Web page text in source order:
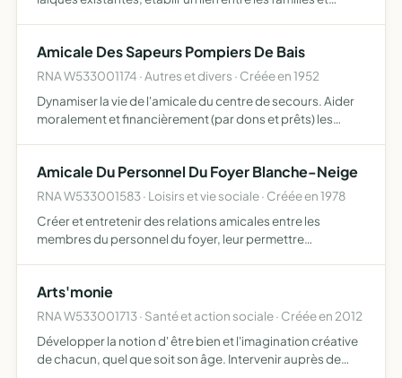
Amicale Des Sapeurs Pompiers De Bais
RNA W533001174 · Autres et divers · Créée en 1952
Dynamiser la vie de l'amicale du centre de secours. Aider
moralement et financièrement (par dons et prêts) les
Amicale Du Personnel Du Foyer Blanche-Neige
RNA W533001583 · Loisirs et vie sociale · Créée en 1978
Créer et entretenir des relations amicales entre les
membres du personnel du foyer, leur permettre
Arts'monie
RNA W533001713 · Santé et action sociale · Créée en 2012
Développer la notion d' être bien et l'imagination créative
de chacun, quel que soit son âge. Intervenir auprès de